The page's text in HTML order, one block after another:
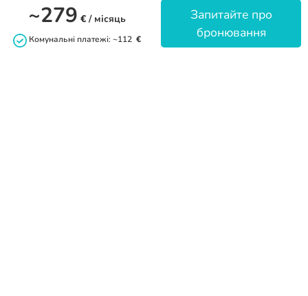
~279 € / місяць
Комунальні платежі: ~112 €
Запитайте про
бронювання